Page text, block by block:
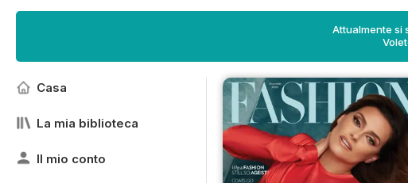
Attualmente si
Casa
La mia biblioteca
Il mio conto